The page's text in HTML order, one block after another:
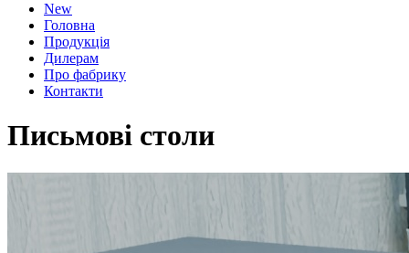
New
Головна
Продукція
Дилерам
Про фабрику
Контакти
Письмові столи